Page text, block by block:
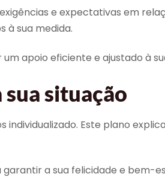
e expectativas em
à sua medida.
apoio eficiente e ajustado à
situação
Este plano
a sua felicidade e bem-